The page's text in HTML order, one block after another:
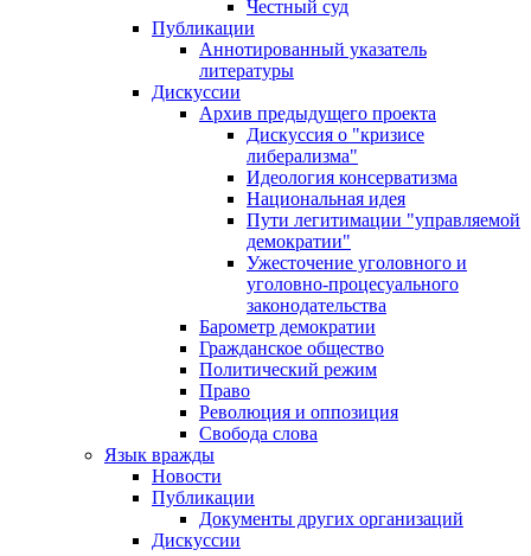
Честный суд
Публикации
Аннотированный указатель
литературы
Дискуссии
Архив предыдущего проекта
Дискуссия о "кризисе
либерализма"
Идеология консерватизма
Национальная идея
Пути легитимации "управляемой
демократии"
Ужесточение уголовного и
уголовно-процесуального
законодательства
Барометр демократии
Гражданское общество
Политический режим
Право
Революция и оппозиция
Свобода слова
Язык вражды
Новости
Публикации
Документы других организаций
Дискуссии